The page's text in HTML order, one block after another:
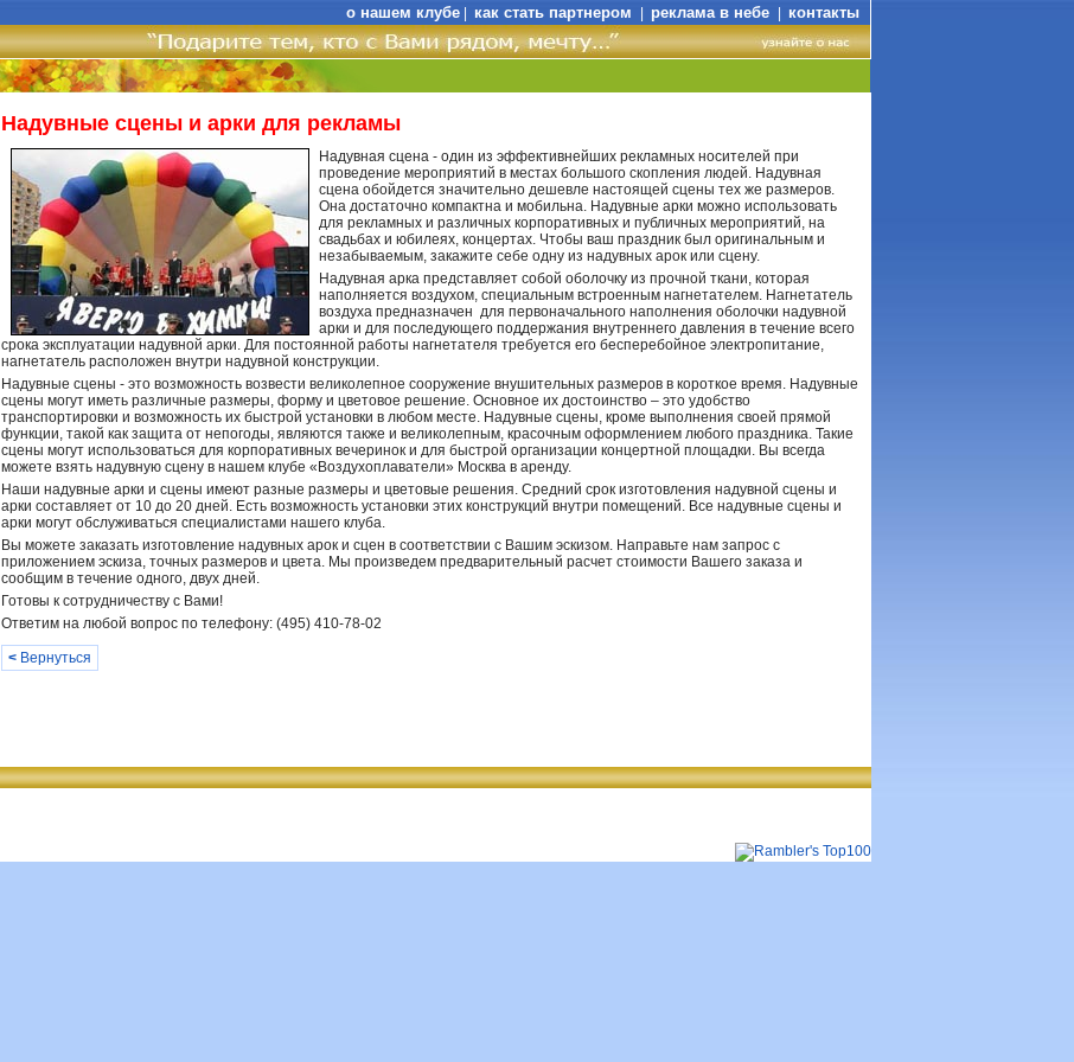
о нашем клубе как стать партнером реклама в небе контакты
Надувные сцены и арки для рекламы
Надувная сцена - один из эффективнейших рекламных носителей при
проведение мероприятий в местах большого скопления людей. Надувная
сцена обойдется значительно дешевле настоящей сцены тех же размеров.
Она достаточно компактна и мобильна. Надувные арки можно использовать
для рекламных и различных корпоративных и публичных мероприятий, на
свадьбах и юбилеях, концертах. Чтобы ваш праздник был оригинальным и
незабываемым, закажите себе одну из надувных арок или сцену.
Надувная арка представляет собой оболочку из прочной ткани, которая
наполняется воздухом, специальным встроенным нагнетателем. Нагнетатель
воздуха предназначен для первоначального наполнения оболочки надувной
арки и для последующего поддержания внутреннего давления в течение всего
срока эксплуатации надувной арки. Для постоянной работы нагнетателя требуется его бесперебойное электропитание,
нагнетатель расположен внутри надувной конструкции.
Надувные сцены - это возможность возвести великолепное сооружение внушительных размеров в короткое время. Надувные
сцены могут иметь различные размеры, форму и цветовое решение. Основное их достоинство – это удобство
транспортировки и возможность их быстрой установки в любом месте. Надувные сцены, кроме выполнения своей прямой
функции, такой как защита от непогоды, являются также и великолепным, красочным оформлением любого праздника. Такие
сцены могут использоваться для корпоративных вечеринок и для быстрой организации концертной площадки. Вы всегда
можете взять надувную сцену в нашем клубе «Воздухоплаватели» Москва в аренду.
Наши надувные арки и сцены имеют разные размеры и цветовые решения. Средний срок изготовления надувной сцены и
арки составляет от 10 до 20 дней. Есть возможность установки этих конструкций внутри помещений. Все надувные сцены и
арки могут обслуживаться специалистами нашего клуба.
Вы можете заказать изготовление надувных арок и сцен в соответствии с Вашим эскизом. Направьте нам запрос с
приложением эскиза, точных размеров и цвета. Мы произведем предварительный расчет стоимости Вашего заказа и
сообщим в течение одного, двух дней.
Готовы к сотрудничеству с Вами!
Ответим на любой вопрос по телефону: (495) 410-78-02
< Вернуться